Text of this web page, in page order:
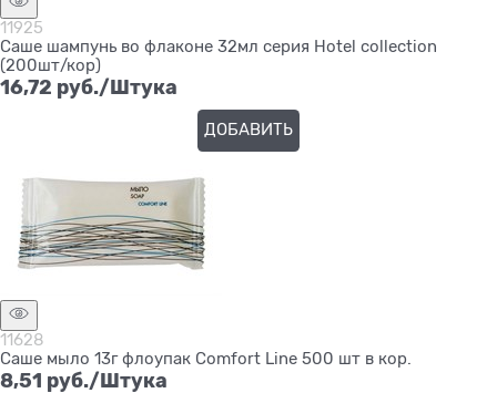
11925
Саше шампунь во флаконе 32мл серия Hotel collection
(200шт/кор)
16,72 руб./Штука
ДОБАВИТЬ
11628
Саше мыло 13г флоупак Comfort Line 500 шт в кор.
8,51 руб./Штука